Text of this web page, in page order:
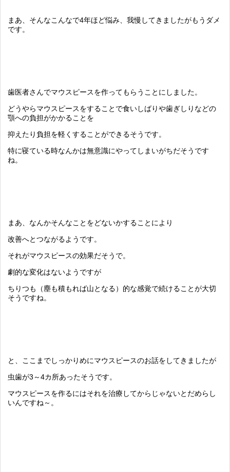
まあ、そんなこんなで4年ほど悩み、我慢してきましたがもうダメ
です。
歯医者さんでマウスピースを作ってもらうことにしました。
どうやらマウスピースをすることで食いしばりや歯ぎしりなどの
顎への負担がかかることを
抑えたり負担を軽くすることができるそうです。
特に寝ている時なんかは無意識にやってしまいがちだそうです
ね。
まあ、なんかそんなことをどないかすることにより
改善へとつながるようです。
それがマウスピースの効果だそうで。
劇的な変化はないようですが
ちりつも（塵も積もれば山となる）的な感覚で続けることが大切
そうですね。
と、ここまでしっかりめにマウスピースのお話をしてきましたが
虫歯が3～4カ所あったそうです。
マウスピースを作るにはそれを治療してからじゃないとだめらし
いんですね～。